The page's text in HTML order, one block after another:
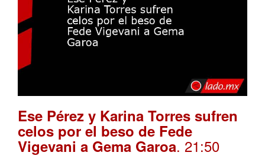
Ese Pérez y Karina Torres sufren
celos por el beso de Fede
Vigevani a Gema Garoa. 21:50